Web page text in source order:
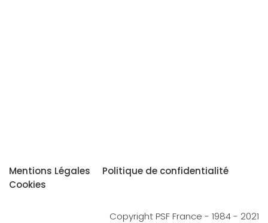
Mentions Légales
Politique de confidentialité
Cookies
Copyright PSF France - 1984 - 2021